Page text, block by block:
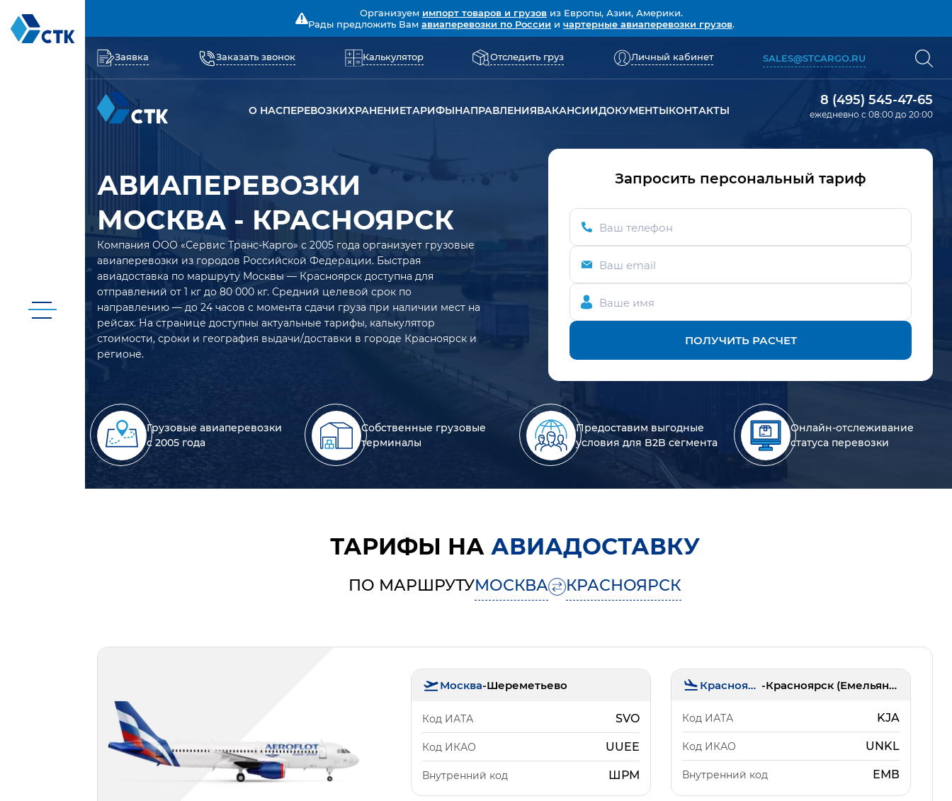
Организуем импорт товаров и грузов из Европы, Азии, Америки.
Рады предложить Вам авиаперевозки по России и чартерные авиаперевозки грузов.
Заявка Заказать звонок Калькулятор Отследить груз Личный кабинет SALES@STCARGO.RU
О НАСПЕРЕВОЗКИХРАНЕНИЕТАРИФЫНАПРАВЛЕНИЯВАКАНСИИДОКУМЕНТЫКОНТАКТЫ
8 (495) 545-47-65
ежедневно с 08:00 до 20:00
АВИАПЕРЕВОЗКИ
МОСКВА - КРАСНОЯРСК
Компания ООО «Сервис Транс-Карго» с 2005 года организует грузовые
авиаперевозки из городов Российской Федерации. Быстрая
авиадоставка по маршруту Москвы — Красноярск доступна для
отправлений от 1 кг до 80 000 кг. Средний целевой срок по
направлению — до 24 часов с момента сдачи груза при наличии мест на
рейсах. На странице доступны актуальные тарифы, калькулятор
стоимости, сроки и география выдачи/доставки в городе Красноярск и
регионе.
Запросить персональный тариф
Ваш телефон
Ваш email
Ваше имя
ПОЛУЧИТЬ РАСЧЕТ
Грузовые авиаперевозки
с 2005 года
Собственные грузовые
терминалы
Предоставим выгодные
условия для B2B сегмента
Онлайн-отслеживание
статуса перевозки
ТАРИФЫ НА АВИАДОСТАВКУ
ПО МАРШРУТУМОСКВА КРАСНОЯРСК
Москва-Шереметьево
Код ИАТА SVO
Код ИКАО UUEE
Внутренний код ШРМ
Красноярск - Красноярск (Емельяново)
Код ИАТА KJA
Код ИКАО UNKL
Внутренний код ЕМВ